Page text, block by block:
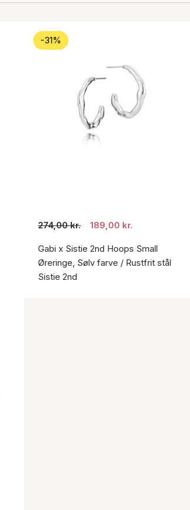
-31%
274,00 kr. 189,00 kr.
Gabi x Sistie 2nd Hoops Small
Øreringe, Sølv farve / Rustfrit stål
Sistie 2nd